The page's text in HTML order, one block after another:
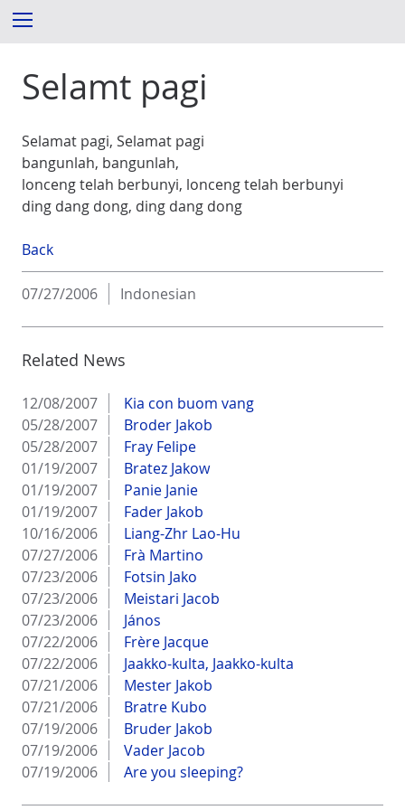
Selamt pagi
Selamat pagi, Selamat pagi
bangunlah, bangunlah,
lonceng telah berbunyi, lonceng telah berbunyi
ding dang dong, ding dang dong
Back
07/27/2006 Indonesian
Related News
12/08/2007
Kia con buom vang
05/28/2007
Broder Jakob
05/28/2007
Fray Felipe
01/19/2007
Bratez Jakow
01/19/2007
Panie Janie
01/19/2007
Fader Jakob
10/16/2006
Liang-Zhr Lao-Hu
07/27/2006
Frà Martino
07/23/2006
Fotsin Jako
07/23/2006
Meistari Jacob
07/23/2006
János
07/22/2006
Frère Jacque
07/22/2006
Jaakko-kulta, Jaakko-kulta
07/21/2006
Mester Jakob
07/21/2006
Bratre Kubo
07/19/2006
Bruder Jakob
07/19/2006
Vader Jacob
07/19/2006
Are you sleeping?